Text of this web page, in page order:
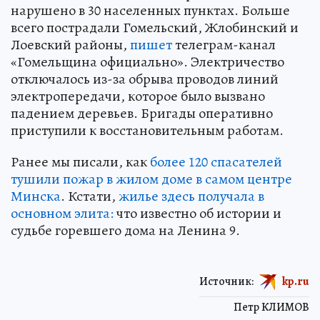
нарушено в 30 населенных пунктах. Больше
всего пострадали Гомельский, Жлобинский и
Лоевский районы,пишеттелеграм-канал
«Гомельщина официально». Электричество
отключалось из-за обрыва проводов линий
электропередачи, которое было вызвано
падением деревьев. Бригады оперативно
приступили к восстановительным работам.
Ранее мы писали, какболее 120 спасателей
тушили пожар в жилом доме в самом центре
Минска. Кстати,жилье здесь получала в
основном элита:что известно об истории и
судьбе горевшего дома на Ленина 9.
Петр КЛИМОВ
Источник: kp.ru